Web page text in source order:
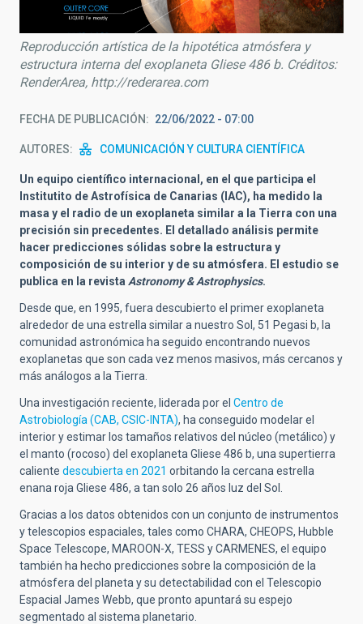
Reproducción artística de la hipotética atmósfera y
estructura interna del exoplaneta Gliese 486 b. Créditos:
RenderArea, http://rederarea.com
FECHA DE PUBLICACIÓN 22/06/2022 - 07:00
AUTORES COMUNICACIÓN Y CULTURA CIENTÍFICA
Un equipo científico internacional, en el que participa el
Institutito de Astrofísica de Canarias (IAC), ha medido la
masa y el radio de un exoplaneta similar a la Tierra con una
precisión sin precedentes. El detallado análisis permite
hacer predicciones sólidas sobre la estructura y
composición de su interior y de su atmósfera. El estudio se
publica en la revista Astronomy & Astrophysics.
Desde que, en 1995, fuera descubierto el primer exoplaneta
alrededor de una estrella similar a nuestro Sol, 51 Pegasi b, la
comunidad astronómica ha seguido encontrando nuevos
exoplanetas que son cada vez menos masivos, más cercanos y
más análogos a la Tierra.
Una investigación reciente, liderada por el Centro de
Astrobiología (CAB, CSIC-INTA), ha conseguido modelar el
interior y estimar los tamaños relativos del núcleo (metálico) y
el manto (rocoso) del exoplaneta Gliese 486 b, una supertierra
caliente descubierta en 2021 orbitando la cercana estrella
enana roja Gliese 486, a tan solo 26 años luz del Sol.
Gracias a los datos obtenidos con un conjunto de instrumentos
y telescopios espaciales, tales como CHARA, CHEOPS, Hubble
Space Telescope, MAROON-X, TESS y CARMENES, el equipo
también ha hecho predicciones sobre la composición de la
atmósfera del planeta y su detectabilidad con el Telescopio
Espacial James Webb, que pronto apuntará su espejo
segmentado al sistema planetario.